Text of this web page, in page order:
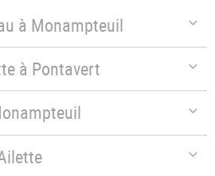
à Monampteuil
à Pontavert